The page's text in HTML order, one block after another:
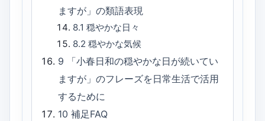
ますが」の類語表現
8.1 穏やかな日々
8.2 穏やかな気候
9
「小春日和の穏やかな日が続いてい
ますが」のフレーズを日常生活で活用
するために
10補足FAQ